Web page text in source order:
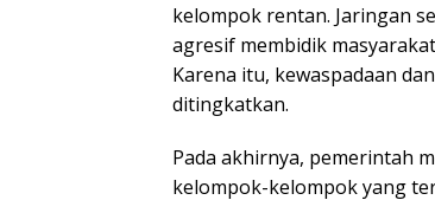
kelompok rentan. Jaringan
agresif membidik
Karena itu, kewaspadaan
ditingkatkan.
Pada akhirnya, pemerintah
kelompok-kelompok yang